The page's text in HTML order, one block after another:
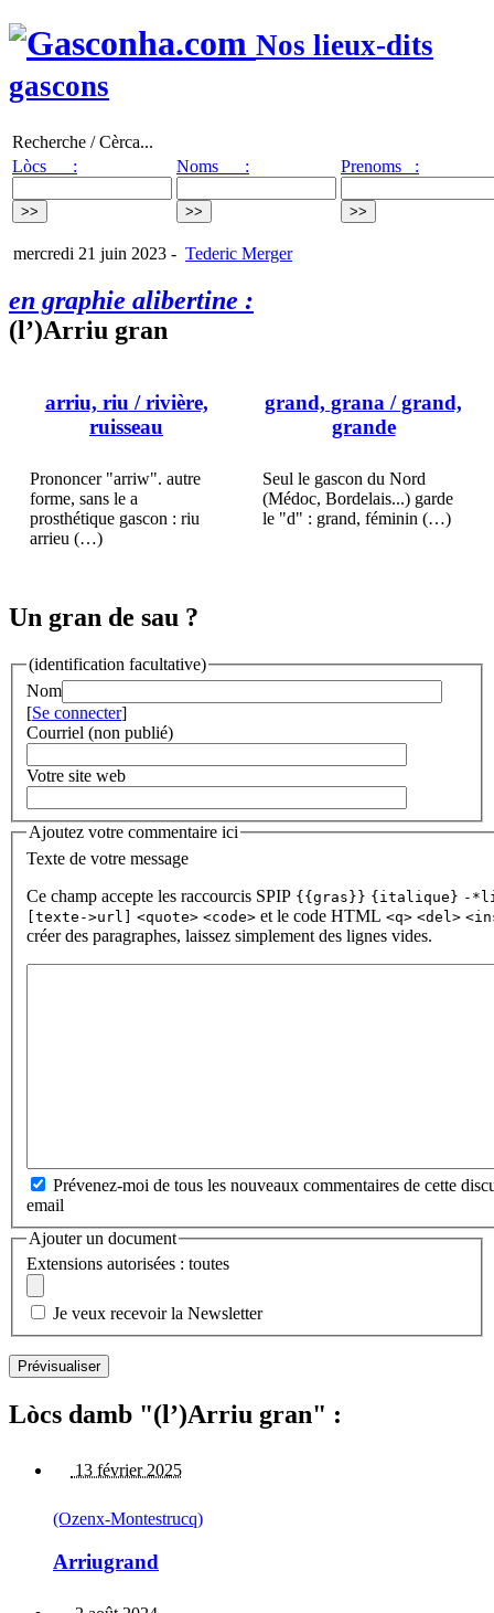
Nos lieux-dits
gascons
Recherche / Cèrca...
Lòcs :
Noms : Prenoms :
mercredi 21 juin 2023 - Tederic Merger
en graphie alibertine :
(l’)Arriu gran
arriu, riu / rivière,
ruisseau
Prononcer "arriw". autre
forme, sans le a
prosthétique gascon : riu
arrieu (…)
grand, grana / grand,
grande
Seul le gascon du Nord
(Médoc, Bordelais...) garde
le "d" : grand, féminin (…)
Un gran de sau ?
(identification facultative)
Nom
[Se connecter]
Courriel (non publié)
Votre site web
Ajoutez votre commentaire ici
Texte de votre message
Ce champ accepte les raccourcis SPIP {{gras}} {italique} -
[texte->url] <quote> <code> et le code HTML <q> <del>
créer des paragraphes, laissez simplement des lignes vides.
Prévenez-moi de tous les nouveaux commentaires de cette
email
Ajouter un document
Extensions autorisées : toutes
Je veux recevoir la Newsletter
Lòcs damb "(l’)Arriu gran" :
13 février 2025
(Ozenx-Montestrucq)
Arriugrand